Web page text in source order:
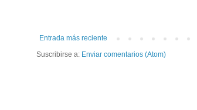
Entrada más reciente
Suscribirse a: Enviar comentarios (Atom)